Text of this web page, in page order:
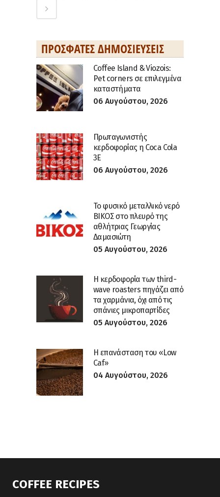
ΠΡΌΣΦΑΤΕΣ ΔΗΜΟΣΙΕΎΣΕΙΣ
Coffee Island & Viozois:
Pet corners σε επιλεγμένα
καταστήματα
06 Αυγούστου, 2026
Πρωταγωνιστής
κερδοφορίας η Coca Cola
3E
06 Αυγούστου, 2026
Το φυσικό μεταλλικό νερό
ΒΙΚΟΣ στο πλευρό της
αθλήτριας Γεωργίας
Δαμασιώτη
05 Αυγούστου, 2026
Η κερδοφορία των third-
wave roasters πηγάζει από
τα χαρμάνια, όχι από τις
σπάνιες μικροπαρτίδες
05 Αυγούστου, 2026
Η επανάσταση του «Low
Caf»
04 Αυγούστου, 2026
COFFEE RECIPES